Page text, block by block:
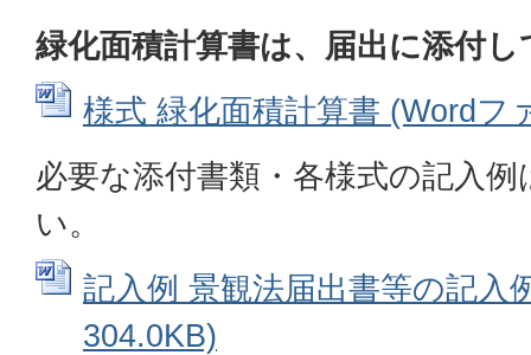
緑化面積計算書は、届出に添付
様式 緑化面積計算書 (Wordフ
必要な添付書類・各様式の記入
い。
記入例 景観法届出書等の記入
304.0KB)